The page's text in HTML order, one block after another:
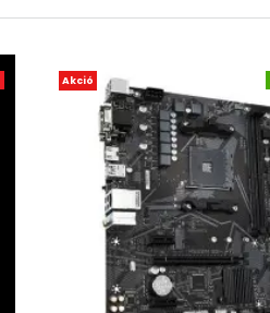
Akció